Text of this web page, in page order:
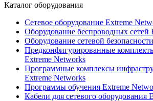
Каталог оборудования
Сетевое оборудование Extreme
Оборудование беспроводных сетей
Оборудование сетевой
Предконфигурированные
Extreme Networks
Программные комплексы
Extreme Networks
Программы обучения Extreme
Кабели для сетевого оборудования